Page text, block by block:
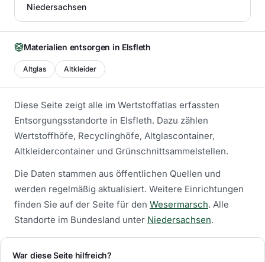
Niedersachsen
Materialien entsorgen in Elsfleth
Altglas Altkleider
Diese Seite zeigt alle im Wertstoffatlas erfassten
Entsorgungsstandorte in Elsfleth. Dazu zählen
Wertstoffhöfe, Recyclinghöfe, Altglascontainer,
Altkleidercontainer und Grünschnittsammelstellen.
Die Daten stammen aus öffentlichen Quellen und
werden regelmäßig aktualisiert. Weitere Einrichtungen
finden Sie auf der Seite für den Wesermarsch. Alle
Standorte im Bundesland unter Niedersachsen.
War diese Seite hilfreich?